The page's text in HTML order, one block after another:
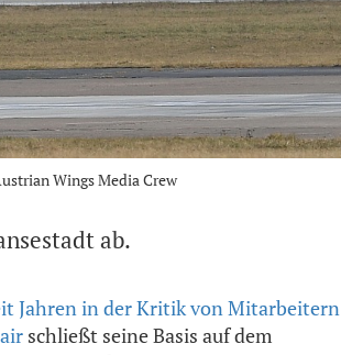
Wings Media Crew
ab.
Jahren in der Kritik von Mitarbeitern
schließt seine Basis auf dem